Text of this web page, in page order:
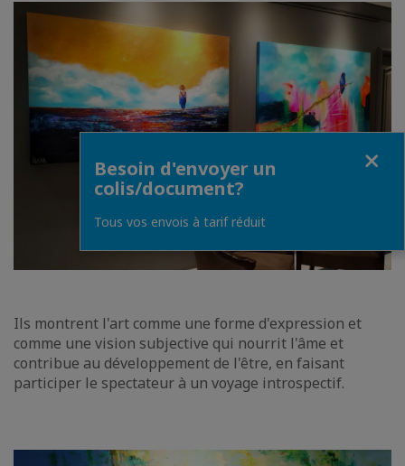
Ils montrent l'art comme une forme d'expression et
comme une vision subjective qui nourrit l'âme et
contribue au développement de l'être, en faisant
participer le spectateur à un voyage introspectif.
Besoin d'envoyer un
colis/document?
Tous vos envois à tarif réduit